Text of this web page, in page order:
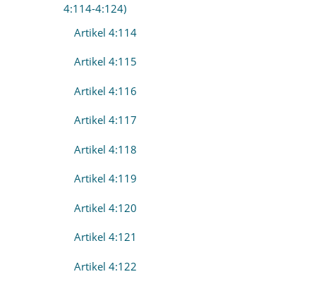
4:114-4:124)
Artikel 4:114
Artikel 4:115
Artikel 4:116
Artikel 4:117
Artikel 4:118
Artikel 4:119
Artikel 4:120
Artikel 4:121
Artikel 4:122